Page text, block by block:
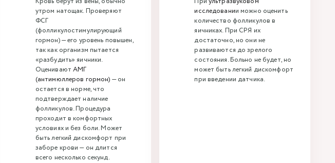
утром натощак. Проверяют
ФСГ
(фолликулостимулирующий
гормон) — его уровень повышен,
так как организм пытается
«разбудить» яичники.
ОцениваютАМГ
(антимюллеров гормон) — он
остается в норме, что
подтверждает наличие
фолликулов. Процедура
проходит в комфортных
условиях и без боли. Может
быть легкий дискомфорт при
заборе крови — он длится
всего несколько секунд.
исследовании можно оценить
количество фолликулов в
яичниках. При СРЯ их
достаточно, но они не
развиваются до зрелого
состояния. Больно не будет, но
может быть легкий дискомфорт
при введении датчика.